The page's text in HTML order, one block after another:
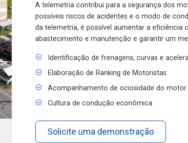
A telemetria contribui para a segurança dos
possíveis riscos de acidentes e o modo de
da telemetria, é possível aumentar a
abastecimento e manutenção e garantir um
Identificação de frenagens, curvas e
Elaboração de Ranking de Motoristas
Acompanhamento de ociosidade do motor
Cultura de condução econômica
Solicite uma demonstração